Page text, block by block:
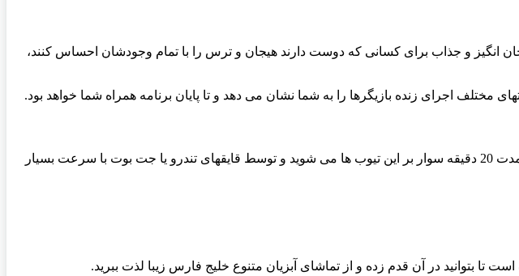
و جذاب برای کسانی که دوست دارند هیجان و ترس را با تمام وجودشان احساس کنند،
مختلف اجرای زنده بازیگرها را به شما نشان می دهد و تا پایان برنامه همراه شما خواهد بود.
شاتل کیش یکی از هیجان انگیزترین تفریحات کیش می باشد که بصورت دسته جمعی انجام می گردد، شما به مدت 20 دقیقه سوار بر این تیوب ها می شوید و توسط قایقهای تندرو یا جت بوت با سرعت بسیار
تا بتوانید در آن قدم زده و از تماشای آبزیان متنوع خلیج فارس زیبا لذت ببرید.